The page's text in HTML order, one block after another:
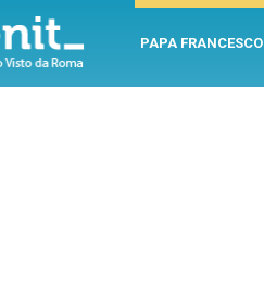
PAPA FRANCESCO